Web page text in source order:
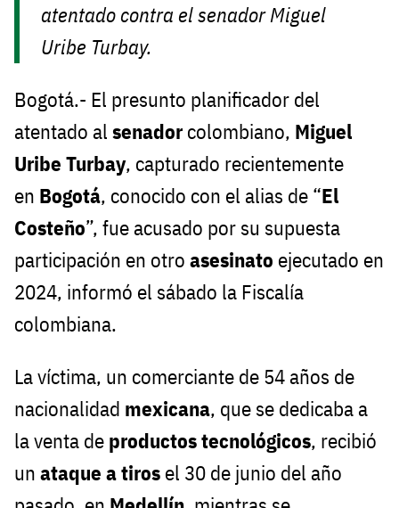
atentado contra el senador Miguel
Uribe Turbay.
Bogotá.- El presunto planificador del
atentado al senador colombiano, Miguel
Uribe Turbay, capturado recientemente
en Bogotá, conocido con el alias de “El
Costeño”, fue acusado por su supuesta
participación en otro asesinato ejecutado en
2024, informó el sábado la Fiscalía
colombiana.
La víctima, un comerciante de 54 años de
nacionalidad mexicana, que se dedicaba a
la venta de productos tecnológicos, recibió
un ataque a tiros el 30 de junio del año